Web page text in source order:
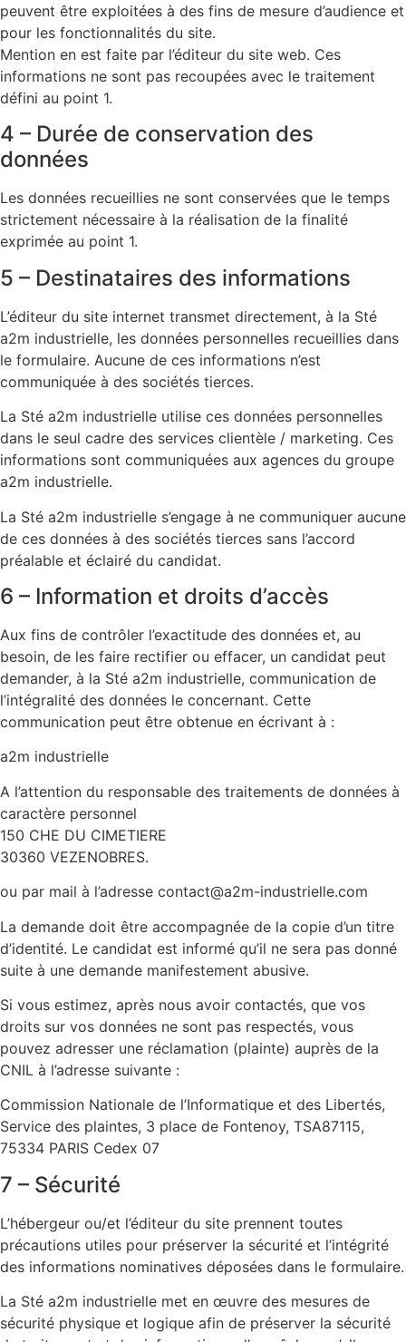
peuvent être exploitées à des fins de mesure d’audience et
pour les fonctionnalités du site.
Mention en est faite par l’éditeur du site web. Ces
informations ne sont pas recoupées avec le traitement
défini au point 1.
4 – Durée de conservation des
données
Les données recueillies ne sont conservées que le temps
strictement nécessaire à la réalisation de la finalité
exprimée au point 1.
5 – Destinataires des informations
L’éditeur du site internet transmet directement, à la Sté
a2m industrielle, les données personnelles recueillies dans
le formulaire. Aucune de ces informations n’est
communiquée à des sociétés tierces.
La Sté a2m industrielle utilise ces données personnelles
dans le seul cadre des services clientèle / marketing. Ces
informations sont communiquées aux agences du groupe
a2m industrielle.
La Sté a2m industrielle s’engage à ne communiquer aucune
de ces données à des sociétés tierces sans l’accord
préalable et éclairé du candidat.
6 – Information et droits d’accès
Aux fins de contrôler l’exactitude des données et, au
besoin, de les faire rectifier ou effacer, un candidat peut
demander, à la Sté a2m industrielle, communication de
l’intégralité des données le concernant. Cette
communication peut être obtenue en écrivant à :
a2m industrielle
A l’attention du responsable des traitements de données à
caractère personnel
150 CHE DU CIMETIERE
30360 VEZENOBRES.
ou par mail à l’adresse contact@a2m-industrielle.com
La demande doit être accompagnée de la copie d’un titre
d’identité. Le candidat est informé qu’il ne sera pas donné
suite à une demande manifestement abusive.
Si vous estimez, après nous avoir contactés, que vos
droits sur vos données ne sont pas respectés, vous
pouvez adresser une réclamation (plainte) auprès de la
CNIL à l’adresse suivante :
Commission Nationale de l’Informatique et des Libertés,
Service des plaintes, 3 place de Fontenoy, TSA87115,
75334 PARIS Cedex 07
7 – Sécurité
L’hébergeur ou/et l’éditeur du site prennent toutes
précautions utiles pour préserver la sécurité et l’intégrité
des informations nominatives déposées dans le formulaire.
La Sté a2m industrielle met en œuvre des mesures de
sécurité physique et logique afin de préserver la sécurité